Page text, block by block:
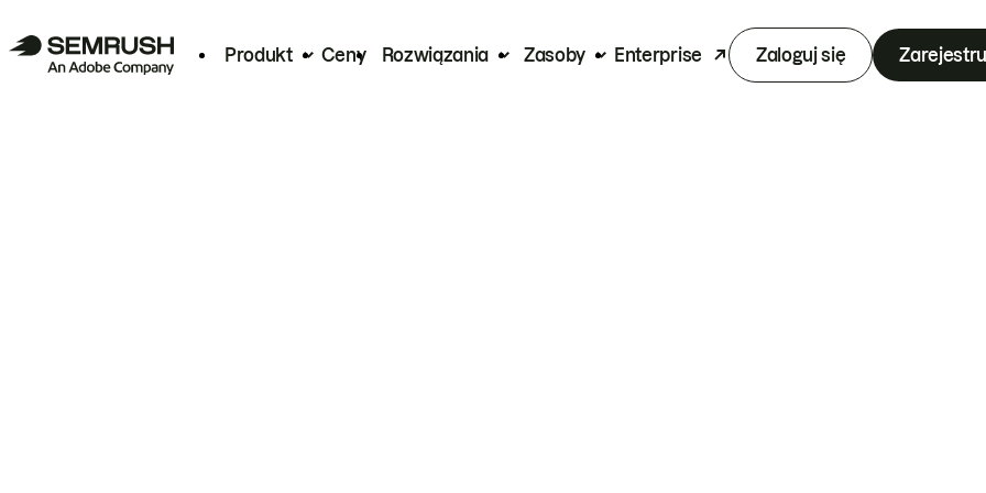
Produkt Ceny Rozwiązania Zasoby Enterprise Zaloguj się